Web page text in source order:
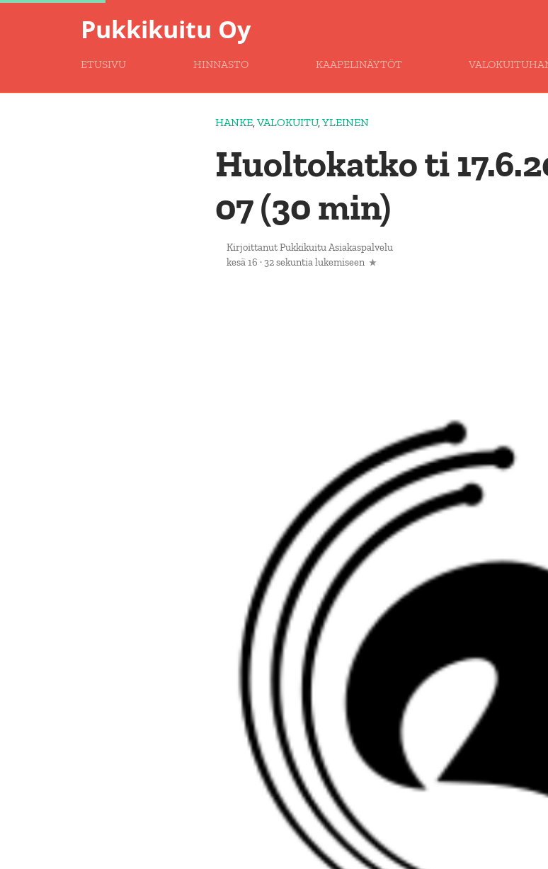
Pukkikuitu Oy
ETUSIVU HINNASTO KAAPELINÄYTÖT
HANKE VALOKUITU, YLEINEN
Huoltokatko ti
07 (30 min)
KirjoittanutPukkikuitu Asiakaspalvelu
kesä 16 ·32 sekuntia lukemiseen